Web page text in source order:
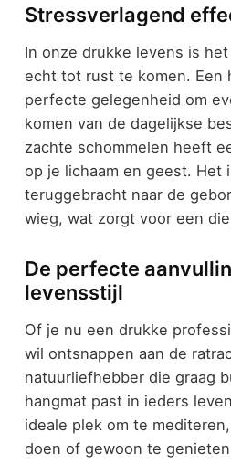
Stressverlagend
In onze drukke levens is
echt tot rust te komen. Een
perfecte gelegenheid om
komen van de dagelijkse
zachte schommelen heeft
op je lichaam en geest. Het
teruggebracht naar de
wieg, wat zorgt voor een
De perfecte
levensstijl
Of je nu een drukke
wil ontsnappen aan de
natuurliefhebber die graag
hangmat past in ieders
ideale plek om te
doen of gewoon te